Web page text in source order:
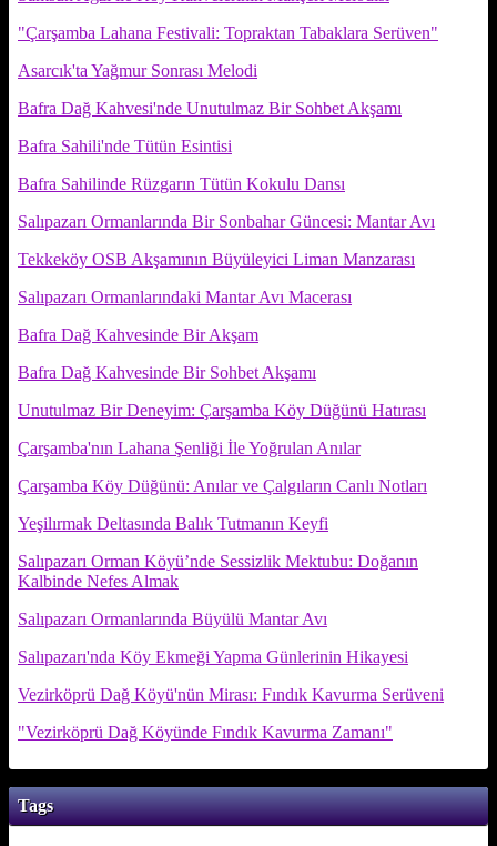
"Çarşamba Lahana Festivali: Topraktan Tabaklara Serüven"
Asarcık'ta Yağmur Sonrası Melodi
Bafra Dağ Kahvesi'nde Unutulmaz Bir Sohbet Akşamı
Bafra Sahili'nde Tütün Esintisi
Bafra Sahilinde Rüzgarın Tütün Kokulu Dansı
Salıpazarı Ormanlarında Bir Sonbahar Güncesi: Mantar Avı
Tekkeköy OSB Akşamının Büyüleyici Liman Manzarası
Salıpazarı Ormanlarındaki Mantar Avı Macerası
Bafra Dağ Kahvesinde Bir Akşam
Bafra Dağ Kahvesinde Bir Sohbet Akşamı
Unutulmaz Bir Deneyim: Çarşamba Köy Düğünü Hatırası
Çarşamba'nın Lahana Şenliği İle Yoğrulan Anılar
Çarşamba Köy Düğünü: Anılar ve Çalgıların Canlı Notları
Yeşilırmak Deltasında Balık Tutmanın Keyfi
Salıpazarı Orman Köyü’nde Sessizlik Mektubu: Doğanın
Kalbinde Nefes Almak
Salıpazarı Ormanlarında Büyülü Mantar Avı
Salıpazarı'nda Köy Ekmeği Yapma Günlerinin Hikayesi
Vezirköprü Dağ Köyü'nün Mirası: Fındık Kavurma Serüveni
"Vezirköprü Dağ Köyünde Fındık Kavurma Zamanı"
Tags